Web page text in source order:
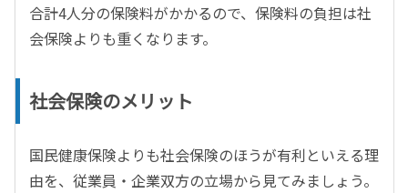
合計4人分の保険料がかかるので、保険料の負担は社
会保険よりも重くなります。
社会保険のメリット
国民健康保険よりも社会保険のほうが有利といえる理
由を、従業員・企業双方の立場から見てみましょう。